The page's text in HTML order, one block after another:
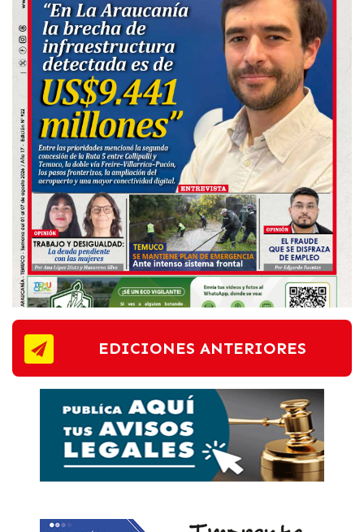
EDICIONES ANTERIORES